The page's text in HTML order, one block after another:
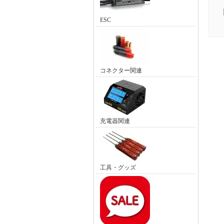
ESC
コネクター関連
充電器関連
工具・グッズ